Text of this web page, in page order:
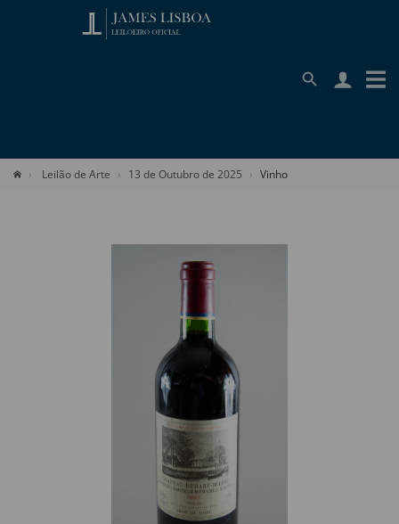
Leilão de Arte 13 de Outubro de 2025 Vinho